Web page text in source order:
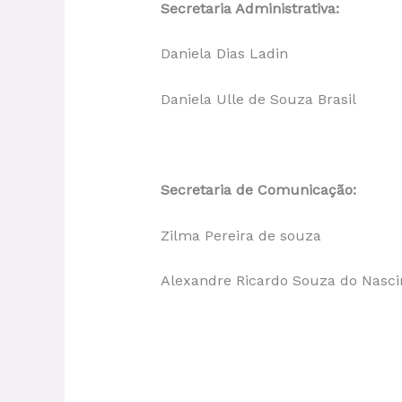
Secretaria Administrativa:
Daniela Dias Ladin
Daniela Ulle de Souza Brasil
Secretaria de Comunicação:
Zilma Pereira de souza
Alexandre Ricardo Souza do